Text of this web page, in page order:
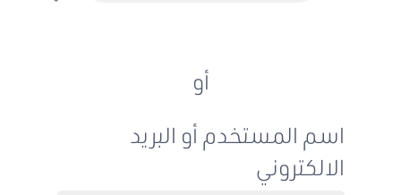
اسم المستخدم أو البريد
الالكتروني